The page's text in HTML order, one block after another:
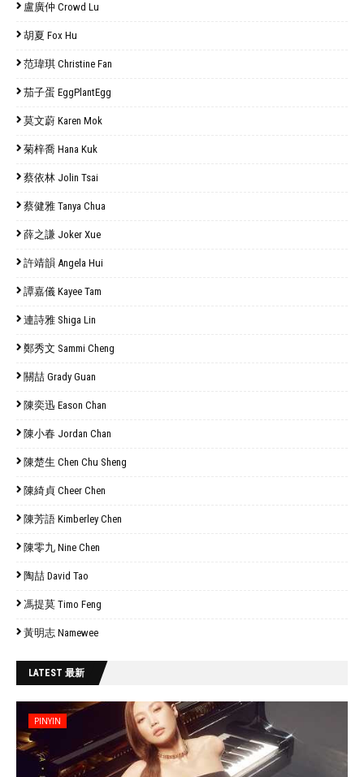
盧廣仲 Crowd Lu
胡夏 Fox Hu
范瑋琪 Christine Fan
茄子蛋 EggPlantEgg
莫文蔚 Karen Mok
菊梓喬 Hana Kuk
蔡依林 Jolin Tsai
蔡健雅 Tanya Chua
薛之謙 Joker Xue
許靖韻 Angela Hui
譚嘉儀 Kayee Tam
連詩雅 Shiga Lin
鄭秀文 Sammi Cheng
關喆 Grady Guan
陳奕迅 Eason Chan
陳小春 Jordan Chan
陳楚生 Chen Chu Sheng
陳綺貞 Cheer Chen
陳芳語 Kimberley Chen
陳零九 Nine Chen
陶喆 David Tao
馮提莫 Timo Feng
黃明志 Namewee
LATEST 最新
PINYIN